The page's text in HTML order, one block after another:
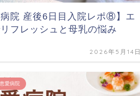
病院 産後6日目入院レポ⑧】エ
フレッシュと母乳の悩み
2026年5月14日
愛病院